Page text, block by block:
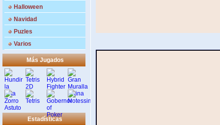
Halloween
Navidad
Puzles
Varios
Más Jugados
Estadísticas